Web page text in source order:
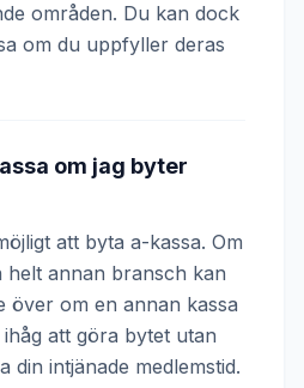
områden. Du kan dock
om du uppfyller deras
om jag byter
att byta a-kassa. Om
annan bransch kan
över om en annan kassa
att göra bytet utan
din intjänade medlemstid.